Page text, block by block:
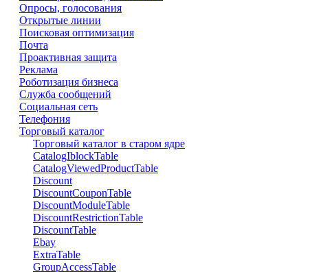
Опросы, голосования
Открытые линии
Поисковая оптимизация
Почта
Проактивная защита
Реклама
Роботизация бизнеса
Служба сообщений
Социальная сеть
Телефония
Торговый каталог
Торговый каталог в старом ядре
CatalogIblockTable
CatalogViewedProductTable
Discount
DiscountCouponTable
DiscountModuleTable
DiscountRestrictionTable
DiscountTable
Ebay
ExtraTable
GroupAccessTable